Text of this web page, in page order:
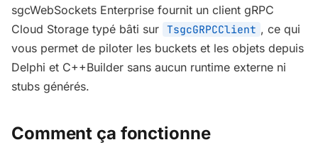
sgcWebSockets Enterprise fournit un client gRPC
Cloud Storage typé bâti sur TsgcGRPCClient , ce qui
vous permet de piloter les buckets et les objets depuis
Delphi et C++Builder sans aucun runtime externe ni
stubs générés.
Comment ça fonctionne